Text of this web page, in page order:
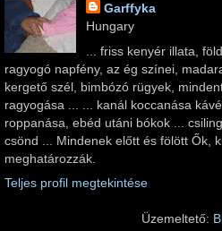
Garffyka
Hungary
... friss kenyér illata,
ragyogó napfény, az ég színei,
kergető szél, bimbózó rügyek,
ragyogása ... ... kanál koccanása
roppanása, ebéd utáni bókok ...
csönd ... Mindenek előtt és fölött Ők,
meghatározzák.
Teljes profil megtekintése
Üzemeltető: